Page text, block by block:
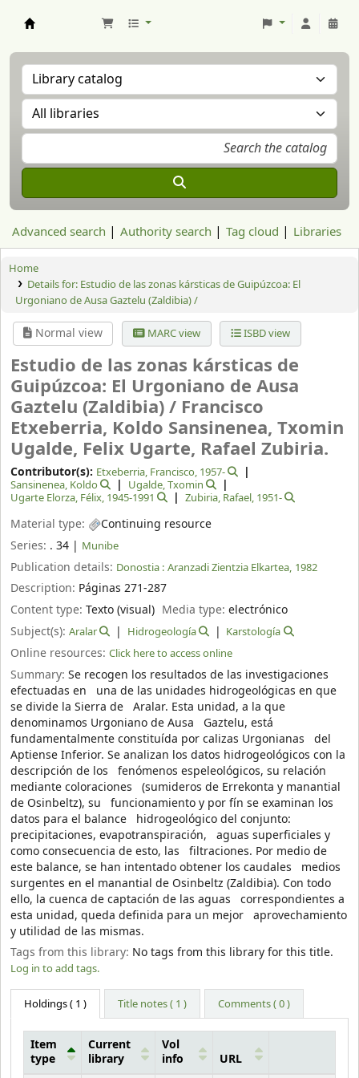
Advanced search Authority search Tag cloud Libraries
Home
Details for: Estudio de las zonas kársticas de Guipúzcoa: El
Urgoniano de Ausa Gaztelu (Zaldibia) /
Normal view MARC view ISBD view
Estudio de las zonas kársticas de
Guipúzcoa: El Urgoniano de Ausa
Gaztelu (Zaldibia) / Francisco
Etxeberria, Koldo Sansinenea, Txomin
Ugalde, Felix Ugarte, Rafael Zubiria.
Contributor(s): Etxeberria, Francisco, 1957-
Sansinenea, Koldo
Ugalde, Txomin
Ugarte Elorza, Félix, 1945-1991 Zubiria, Rafael, 1951-
Material type:
Continuing resource
Series: . 34 | Munibe
Publication details: Donostia : Aranzadi Zientzia Elkartea, 1982
Description: Páginas 271-287
Content type: Texto (visual) Media type:electrónico
Subject(s): Aralar Hidrogeología Karstología
Online resources: Click here to access online
Summary: Se recogen los resultados de las investigaciones
efectuadas en una de las unidades hidrogeológicas en que
se divide la Sierra de Aralar. Esta unidad, a la que
denominamos Urgoniano de Ausa Gaztelu, está
fundamentalmente constituída por calizas Urgonianas del
Aptiense Inferior. Se analizan los datos hidrogeológicos con la
descripción de los fenómenos espeleológicos, su relación
mediante coloraciones (sumideros de Errekonta y manantial
de Osinbeltz), su funcionamiento y por fín se examinan los
datos para el balance hidrogeológico del conjunto:
precipitaciones, evapotranspiración, aguas superficiales y
como consecuencia de esto, las filtraciones. Por medio de
este balance, se han intentado obtener los caudales medios
surgentes en el manantial de Osinbeltz (Zaldibia). Con todo
ello, la cuenca de captación de las aguas correspondientes a
esta unidad, queda definida para un mejor aprovechamiento
y utilidad de las mismas.
Tags from this library: No tags from this library for this title.
Log in to add tags.
Holdings( 1 ) Title notes ( 1 ) Comments ( 0 )
Item
type
Current
library
Vol
info
URL